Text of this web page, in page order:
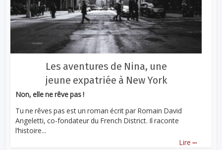
Les aventures de Nina, une
jeune expatriée à New York
Non, elle ne rêve pas !
Tu ne rêves pas est un roman écrit par Romain David
Angeletti, co-fondateur du French District. Il raconte
l’histoire...
Lire ...